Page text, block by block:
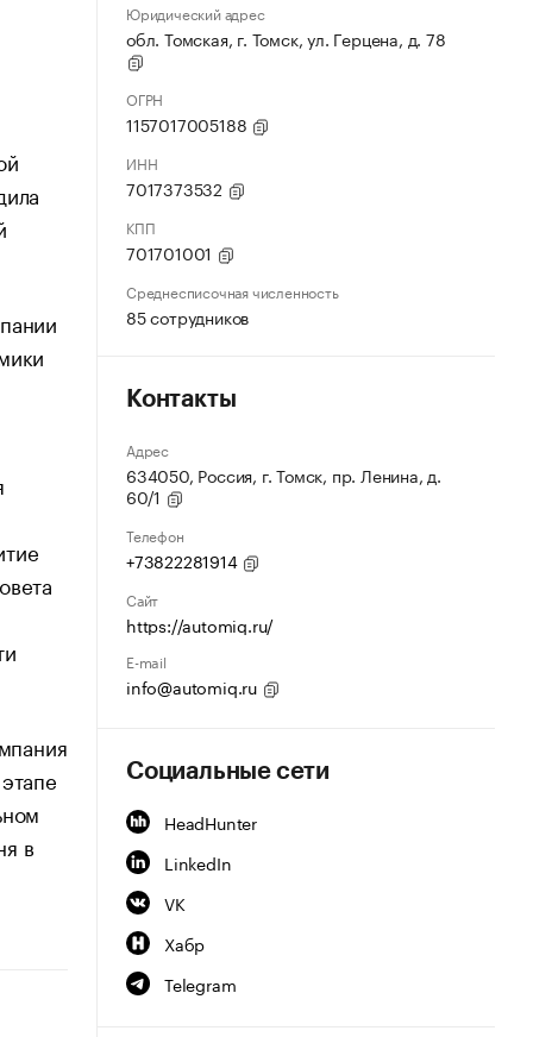
в
Юридический адрес
обл. Томская, г. Томск, ул. Герцена, д. 78
ОГРН
1157017005188
ИНН
7017373532
КПП
701701001
Среднесписочная численность
85 сотрудников
Контакты
Адрес
634050, Россия, г. Томcк, пр. Ленина, д.
60/1
Телефон
+73822281914
Сайт
https://automiq.ru/
E-mail
info@automiq.ru
Социальные сети
HeadHunter
LinkedIn
VK
Хабр
Telegram